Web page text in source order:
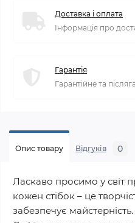
Доставка і оплата
Інформація про
Гарантія
Гарантійне та
Опис товару Відгуків 0
Ласкаво просимо у світ
кожен стібок – це
забезпечує